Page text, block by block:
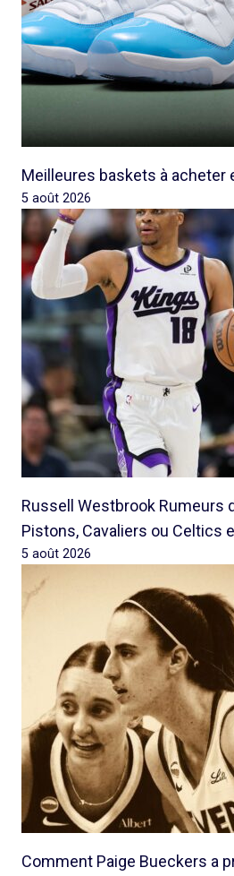
Meilleures baskets à acheter
5 août 2026
Russell Westbrook Rumeurs
Pistons, Cavaliers ou Celtics
5 août 2026
Comment Paige Bueckers a